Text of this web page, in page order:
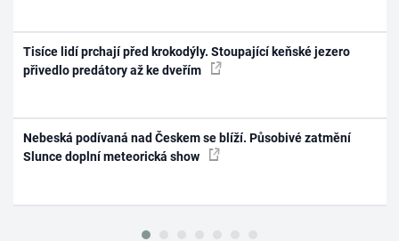
Tisíce lidí prchají před krokodýly. Stoupající keňské jezero
přivedlo predátory až ke dveřím
Nebeská podívaná nad Českem se blíží. Působivé zatmění
Slunce doplní meteorická show